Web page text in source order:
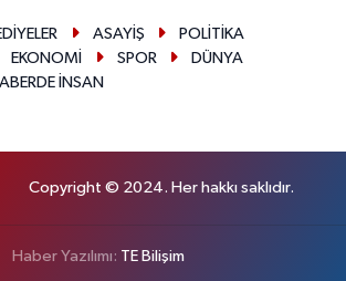
ASAYİŞ
POLİTİKA
EKONOMİ SPOR
DÜNYA
İNSAN
Copyright © 2024. Her hakkı saklıdır.
Haber Yazılımı: TE Bilişim